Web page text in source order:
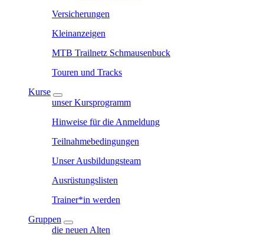
Versicherungen
Kleinanzeigen
MTB Trailnetz Schmausenbuck
Touren und Tracks
Kurse
unser Kursprogramm
Hinweise für die Anmeldung
Teilnahmebedingungen
Unser Ausbildungsteam
Ausrüstungslisten
Trainer*in werden
Gruppen
die neuen Alten